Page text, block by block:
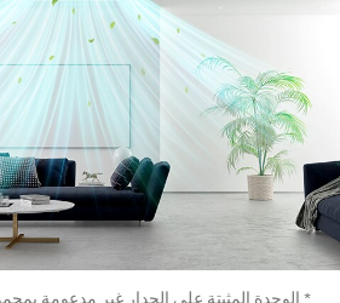
* الوحدة المثبتة على الجدار غير مدعومة